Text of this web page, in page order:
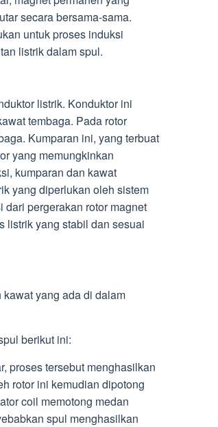
secara bersama-sama.
untuk proses induksi
listrik dalam spul.
listrik. Konduktor ini
tembaga. Pada rotor
Kumparan ini, yang terbuat
yang memungkinkan
kumparan dan kawat
yang diperlukan oleh sistem
pergerakan rotor magnet
listrik yang stabil dan sesuai
yang ada di dalam
berikut ini:
proses tersebut menghasilkan
rotor ini kemudian dipotong
coil memotong medan
spul menghasilkan